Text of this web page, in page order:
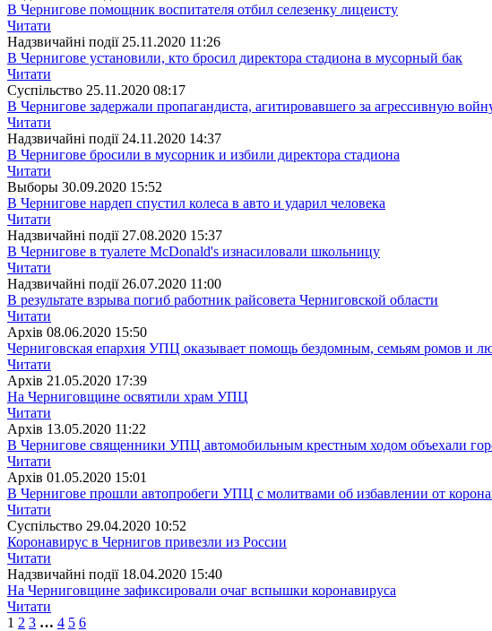
В Чернигове помощник воспитателя отбил селезенку лицеисту
Читати
Надзвичайні події 25.11.2020 11:26
В Чернигове установили, кто бросил директора стадиона в мусорный бак
Читати
Суспiльство 25.11.2020 08:17
В Чернигове задержали пропагандиста, агитировавшего за агрессивную
Читати
Надзвичайні події 24.11.2020 14:37
В Чернигове бросили в мусорник и избили директора стадиона
Читати
Выборы 30.09.2020 15:52
В Чернигове нардеп спустил колеса в авто и ударил человека
Читати
Надзвичайні події 27.08.2020 15:37
В Чернигове в туалете McDonald's изнасиловали школьницу
Читати
Надзвичайні події 26.07.2020 11:00
В результате взрыва погиб работник райсовета Черниговской области
Читати
Архiв 08.06.2020 15:50
Черниговская епархия УПЦ оказывает помощь бездомным, семьям ромов и
Читати
Архiв 21.05.2020 17:39
На Черниговщине освятили храм УПЦ
Читати
Архiв 13.05.2020 11:22
В Чернигове священники УПЦ автомобильным крестным ходом объехали
Читати
Архiв 01.05.2020 15:01
В Чернигове прошли автопробеги УПЦ с молитвами об избавлении от
Читати
Суспiльство 29.04.2020 10:52
Коронавирус в Чернигов привезли из России
Читати
Надзвичайні події 18.04.2020 15:40
На Черниговщине зафиксировали очаг вспышки коронавируса
Читати
1 2 3 … 4 5 6